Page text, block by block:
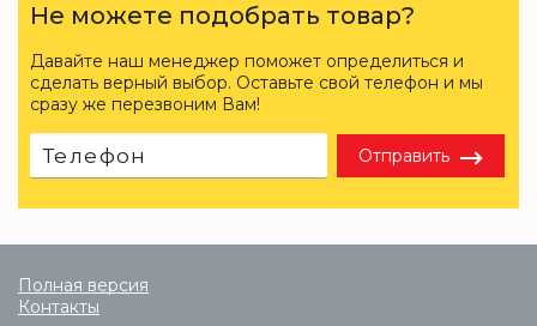
Не можете подобрать товар?
Давайте наш менеджер поможет определиться и
сделать верный выбор. Оставьте свой телефон и мы
сразу же перезвоним Вам!
Отправить
Полная версия
Контакты